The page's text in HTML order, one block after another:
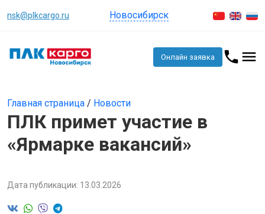
nsk@plkcargo.ru Новосибирск
Онлайн заявка
Главная страница / Новости
ПЛК примет участие в
«Ярмарке вакансий»
Дата публикации: 13.03.2026